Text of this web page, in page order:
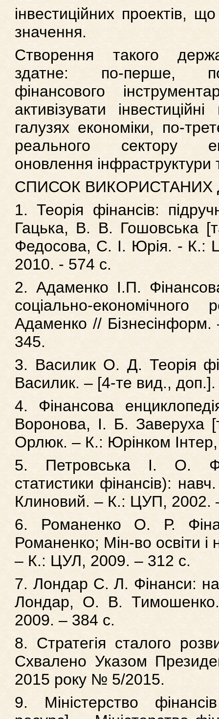
інвестиційних проектів,
значення.
Створення такого
здатне: по-перше,
фінансового
активізувати
галузях економіки, по-
реального сектору
оновлення
СПИСОК ВИКОРИСТАНИХ
1. Теорія фінансів:
Гацька, В. В. Гошовська
Федосова, С. І. Юрія. - К.:
2010. - 574 с.
2. Адаменко І.П.
соціально-
Адаменко //
345.
3. Василик О. Д. Теорія
Василик. – [4-те вид.,
4. Фінансова
Воронова, І. Б. Заверуха
Орлюк. – К.: Юрінком
5. Петровська І. О.
статистики фінансів):
Клиновий. – К.: ЦУП,
6. Романенко О. Р.
Романенко; Мін-во освіти і
– К.: ЦУЛ, 2009. – 312 с.
7. Лондар С. Л. Фінанси:
Лондар, О. В.
2009. – 384 с.
8. Стратегія сталого
Схвалено Указом
2015 року № 5/2015.
9. Міністерство